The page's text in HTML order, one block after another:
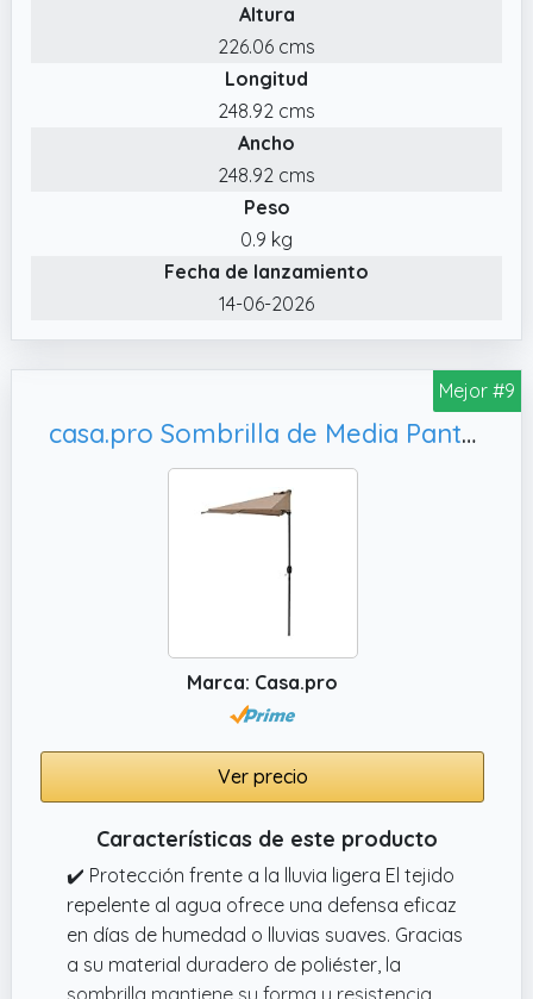
nosotros a través de info@angelliving.de.
Altura
226.06 cms
Longitud
248.92 cms
Ancho
248.92 cms
Peso
0.9 kg
Fecha de lanzamiento
14-06-2026
Mejor #9
casa.pro Sombrilla de Media Pantalla Eger Sombrilla Terraza Exterior con Manivela Parasol Semicircular para Jardín Acero Tejido 100% Poliéster 160 g/m² 300 x 150 x 230 cm Beige
Marca: Casa.pro
Ver precio
Características de este producto
✔️ Protección frente a la lluvia ligera El tejido
repelente al agua ofrece una defensa eficaz
en días de humedad o lluvias suaves. Gracias
a su material duradero de poliéster, la
sombrilla mantiene su forma y resistencia